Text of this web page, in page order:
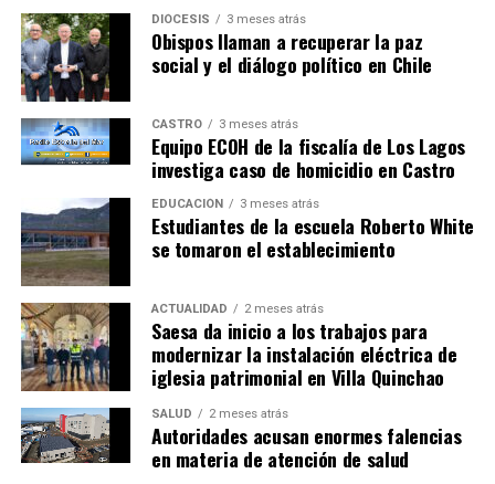
DIÓCESIS 3 meses atrás
Obispos llaman a recuperar la paz
social y el diálogo político en Chile
CASTRO 3 meses atrás
Equipo ECOH de la fiscalía de Los Lagos
investiga caso de homicidio en Castro
EDUCACIÓN 3 meses atrás
Estudiantes de la escuela Roberto White
se tomaron el establecimiento
ACTUALIDAD 2 meses atrás
Saesa da inicio a los trabajos para
modernizar la instalación eléctrica de
iglesia patrimonial en Villa Quinchao
SALUD 2 meses atrás
Autoridades acusan enormes falencias
en materia de atención de salud